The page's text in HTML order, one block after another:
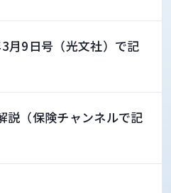
月9日号（光文社）で記
説（保険チャンネルで記